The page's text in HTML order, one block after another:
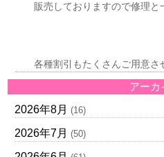
販売しておりますので修理と
各種割引もたくさんご用意さ
アーカ
2026年8月 (16)
2026年7月 (50)